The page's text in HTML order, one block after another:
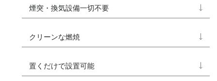
煙突・換気設備一切不要
事がないため、煙突や換気設備などは不要です。
クリーンな燃焼
（すす）を排出しません。お部屋をクリーンに保つ
ことが可能です。
置くだけで設置可能